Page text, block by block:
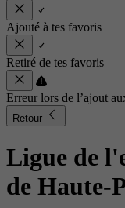
Ajouté à tes favoris
Retiré de tes favoris
Erreur lors de l’ajout
Retour
Ligue de
de Haute-